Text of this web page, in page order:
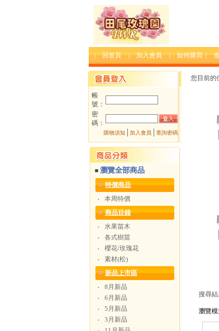
| 回首頁 | 加入會員 | 如何購買 | 造
帳
號：
密
碼：
購物須知 加入會員 查詢密碼
■ 瀏覽全部商品
特價商品
‧
本周特價
商品目錄
‧
水果苗木
‧
各式樹苗
‧
櫻花/玫瑰花
‧
素材(松)
新品上市區
‧
8月新品
‧
6月新品
‧
5月新品
‧
3月新品
您目前的
搜尋結
瀏覽模